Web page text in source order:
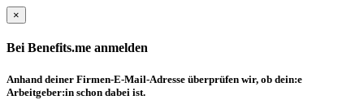
×
Bei Benefits.me anmelden
Anhand deiner Firmen-E-Mail-Adresse überprüfen wir, ob dein:e
Arbeitgeber:in schon dabei ist.